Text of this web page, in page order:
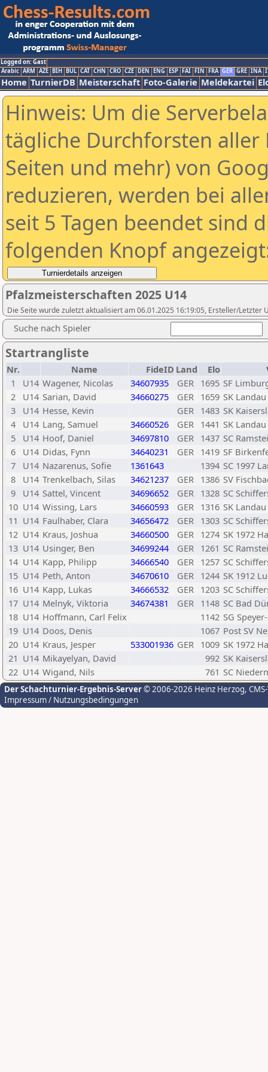
Logged on: Gast
Arabic ARM AZE BIH BUL CAT CHN CRO CZE DEN ENG ESP FAI FIN FRA GER GRE INA
Home TurnierDB Meisterschaft Foto-Galerie Meldekartei
Hinweis: Um die
tägliche Durchforsten aller
Seiten und mehr) von
reduzieren, werden bei
seit 5 Tagen beendet sind
folgenden Knopf
Pfalzmeisterschaften 2025 U14
Die Seite wurde zuletzt aktualisiert am 06.01.2025 16:19:05, Ersteller/Letzter
Suche nach Spieler
Startrangliste
Nr. Name FideID Land Elo
1
U14 Wagener, Nicolas 34607935 GER 1695 SF
2
U14 Sarian, David 34660275 GER 1659 SK Landau
3
U14 Hesse, Kevin GER 1483 SK
4
U14 Lang, Samuel 34660526 GER 1441 SK Landau
5
U14 Hoof, Daniel 34697810 GER 1437 SC
6
U14 Didas, Fynn 34640231 GER 1419 SF
7
U14 Nazarenus, Sofie 1361643 1394 SC 1997
8
U14 Trenkelbach, Silas 34621237 GER 1386 SV
9
U14 Sattel, Vincent 34696652 GER 1328 SC
10 U14 Wissing, Lars 34660593 GER 1316 SK Landau
11 U14 Faulhaber, Clara 34656472 GER 1303 SC
12 U14 Kraus, Joshua 34660500 GER 1274 SK 1972
13 U14 Usinger, Ben 34699244 GER 1261 SC
14 U14 Kapp, Philipp 34666540 GER 1257 SC
15 U14 Peth, Anton 34670610 GER 1244 SK 1912
16 U14 Kapp, Lukas 34666532 GER 1203 SC
17 U14 Melnyk, Viktoria 34674381 GER 1148 SC Bad
18 U14 Hoffmann, Carl Felix 1142 SG
19 U14 Doos, Denis 1067 Post SV
20 U14 Kraus, Jesper 533001936 GER 1009 SK 1972
21 U14 Mikayelyan, David 992 SK
22 U14 Wigand, Nils 761 SC
Der Schachturnier-Ergebnis-Server© 2006-2026 Heinz Herzog,
Impressum / Nutzungsbedingungen